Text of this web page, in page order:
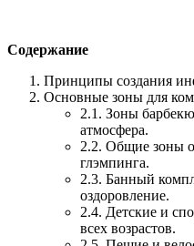
Содержание
Принципы создания
Основные зоны для
2.1. Зоны
атмосфера.
2.2. Общие зоны
глэмпинга.
2.3. Банный
оздоровление.
2.4. Детские и
всех возрастов.